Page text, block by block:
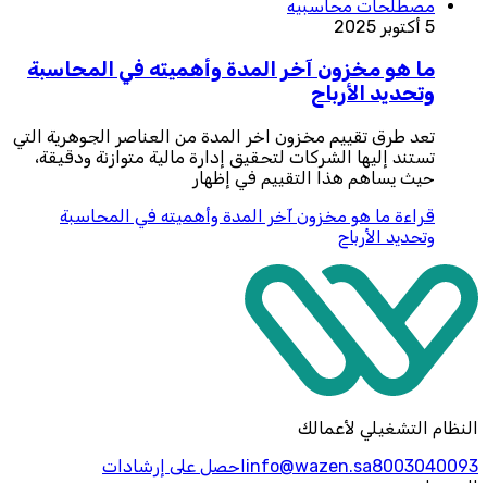
مصطلحات محاسبيه
5 أكتوبر 2025
ما هو مخزون آخر المدة وأهميته في المحاسبة
وتحديد الأرباح
تعد طرق تقييم مخزون اخر المدة من العناصر الجوهرية التي
تستند إليها الشركات لتحقيق إدارة مالية متوازنة ودقيقة،
حيث يساهم هذا التقييم في إظهار
قراءة ما هو مخزون آخر المدة وأهميته في المحاسبة
وتحديد الأرباح
النظام التشغيلي لأعمالك
8003040093
info@wazen.saاحصل على إرشادات